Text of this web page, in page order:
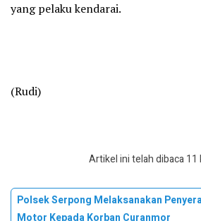
yang pelaku kendarai.
(Rudi)
Artikel ini telah dibaca 11
Polsek Serpong Melaksanakan
Motor Kepada Korban Curanmor